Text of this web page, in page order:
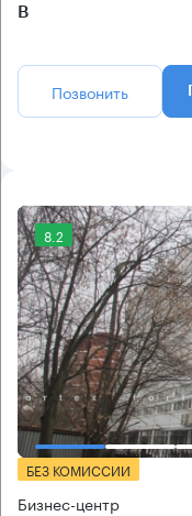
B
Позвонить
8.2
БЕЗ КОМИССИИ
Бизнес-центр